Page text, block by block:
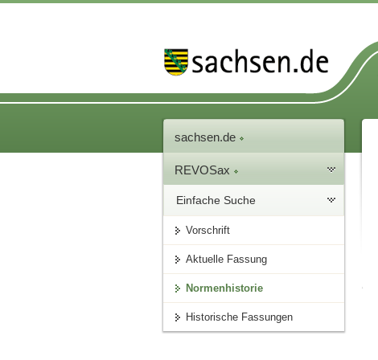
sachsen.de
REVOSax
Einfache Suche
Vorschrift
Aktuelle Fassung
Normenhistorie
Historische Fassungen